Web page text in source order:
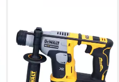
Akku-Bohrhammer DCH 172
P1 Akku Bohrhammer 18 V 16
mm 1,4 Joule SDS plus
Brushless
303,79 €